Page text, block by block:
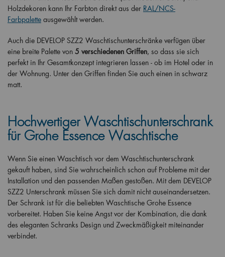
Holzdekoren kann Ihr Farbton direkt aus der RAL/NCS-
Farbpalette ausgewählt werden.
Auch die DEVELOP SZZ2 Waschtischunterschränke verfügen über
eine breite Palette von 5 verschiedenen Griffen, so dass sie sich
perfekt in Ihr Gesamtkonzept integrieren lassen - ob im Hotel oder in
der Wohnung. Unter den Griffen finden Sie auch einen in schwarz
matt.
Hochwertiger Waschtischunterschrank
für Grohe Essence Waschtische
Wenn Sie einen Waschtisch vor dem Waschtischunterschrank
gekauft haben, sind Sie wahrscheinlich schon auf Probleme mit der
Installation und den passenden Maßen gestoßen. Mit dem DEVELOP
SZZ2 Unterschrank müssen Sie sich damit nicht auseinandersetzen.
Der Schrank ist für die beliebten Waschtische Grohe Essence
vorbereitet. Haben Sie keine Angst vor der Kombination, die dank
des eleganten Schranks Design und Zweckmäßigkeit miteinander
verbindet.